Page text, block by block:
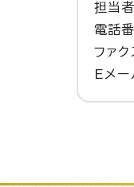
担当者
電話
ファ
Eメ